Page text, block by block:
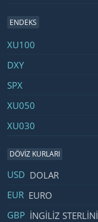
ENDEKS
KodFiyat
XU100
DXY
SPX
XU050
XU030
DÖVIZ KURLARI
İsim Fiyat Değişim
USD DOLAR
EUR EURO
GBP İNGILIZ STERLINI